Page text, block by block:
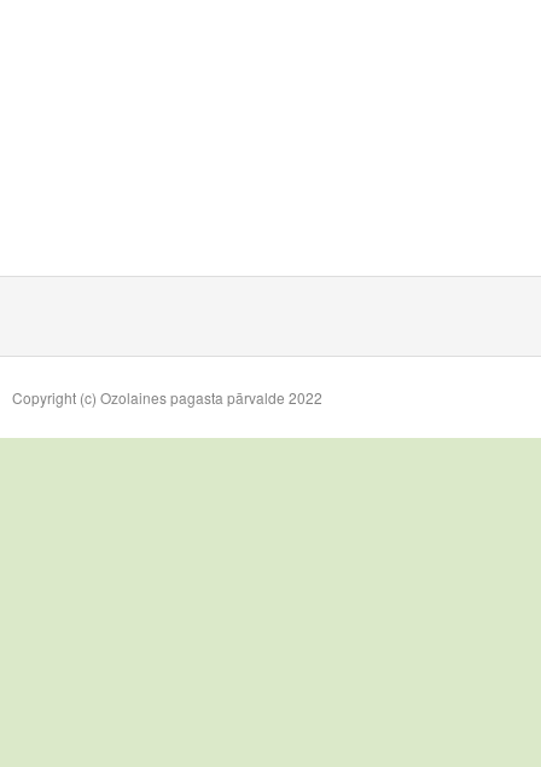
Copyright (c) Ozolaines pagasta pārvalde 2022